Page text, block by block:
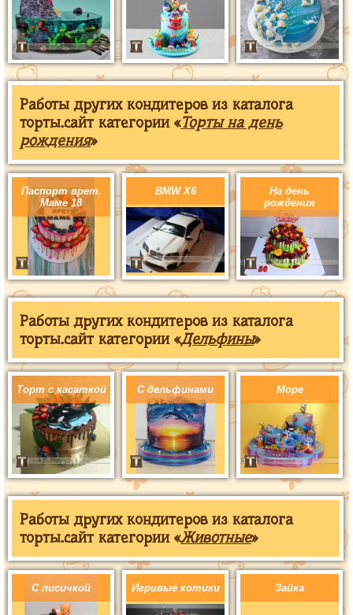
Работы других кондитеров из каталога
торты.сайт категории «Торты на день
рождения»
Паспорт врет.
Маме 18
BMW X6
На день
рождения
Работы других кондитеров из каталога
торты.сайт категории «Дельфины»
Торт с касаткой С дельфинами Море
Работы других кондитеров из каталога
торты.сайт категории «Животные»
С лисичкой Игривые котики Зайка